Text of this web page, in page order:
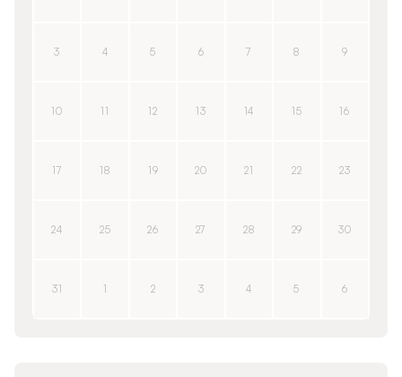
3 4 5 6 7 8 9
10 11 12 13 14 15 16
17 18 19 20 21 22 23
24 25 26 27 28 29 30
31 1 2 3 4 5 6